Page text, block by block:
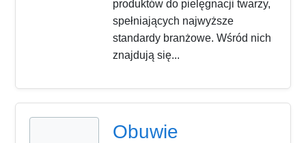
produktów do pielęgnacji twarzy,
spełniających najwyższe
standardy branżowe. Wśród nich
znajdują się...
Obuwie